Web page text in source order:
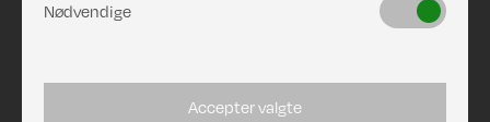
Nødvendige
Accepter valgte